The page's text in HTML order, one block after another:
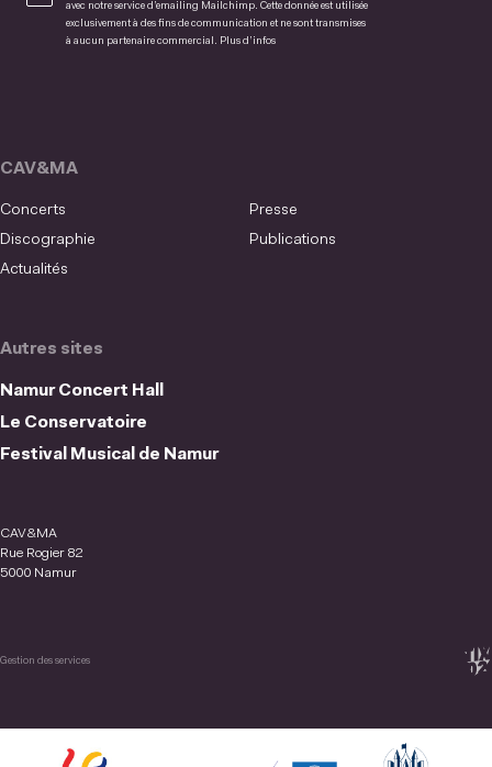
avec notre service d’emailing Mailchimp. Cette donnée est utilisée
exclusivement à des fins de communication et ne sont transmises
à aucun partenaire commercial. Plus d’infos
Autres sites
Namur Concert Hall
Le Conservatoire
Festival Musical de Namur
CAV&MA
Concerts
Presse
Discographie
Publications
Actualités
CAV&MA
Rue Rogier 82
5000 Namur
Gestion des services